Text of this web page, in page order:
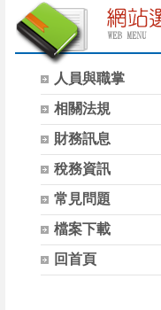
人員與職掌
相關法規
財務訊息
稅務資訊
常見問題
檔案下載
回首頁